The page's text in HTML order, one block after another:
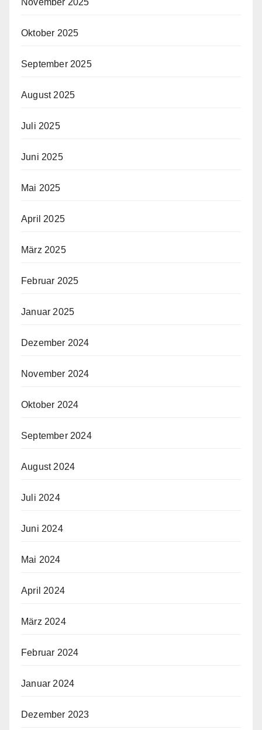
Oktober 2025
September 2025
August 2025
Juli 2025
Juni 2025
Mai 2025
April 2025
März 2025
Februar 2025
Januar 2025
Dezember 2024
November 2024
Oktober 2024
September 2024
August 2024
Juli 2024
Juni 2024
Mai 2024
April 2024
März 2024
Februar 2024
Januar 2024
Dezember 2023